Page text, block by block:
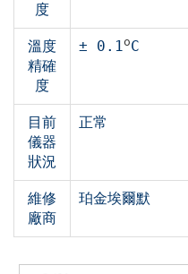
度
溫度
精確
度
± 0.1oC
目前
儀器
狀況
正常
維修
廠商
珀金埃爾默